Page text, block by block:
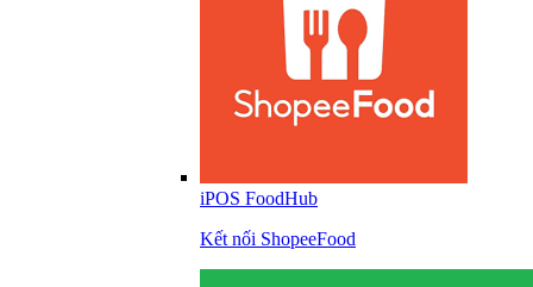
iPOS FoodHub
Kết nối ShopeeFood